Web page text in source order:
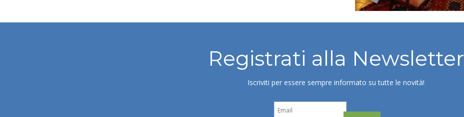
Registrati alla Newsletter
Iscriviti per essere sempre informato su tutte le novità!